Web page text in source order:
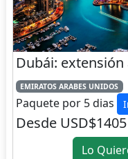
Dubái: extensión
EMIRATOS ARABES UNIDOS
Paquete por 5 dias
Desde USD$1405
Lo